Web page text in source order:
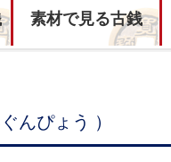
素材で見る古銭
んぴょう ）